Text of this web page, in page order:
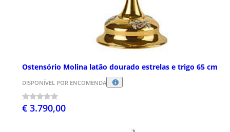
Ostensório Molina latão dourado estrelas e trigo 65 cm
DISPONÍVEL POR ENCOMENDA
€ 3.790,00